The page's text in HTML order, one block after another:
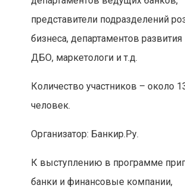
представители подразделений
бизнеса, департаментов развития
ДБО, маркетологи и т.д.
Количество участников – около
человек.
Организатор: Банкир.Ру.
К выступлению в программе
банки и финансовые компании,